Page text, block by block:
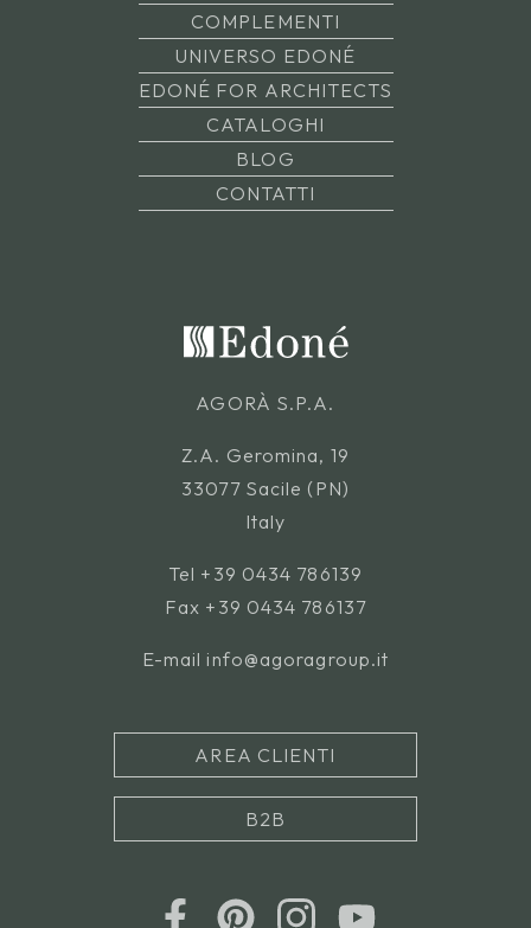
COMPLEMENTI
UNIVERSO EDONÉ
EDONÉ FOR ARCHITECTS
CATALOGHI
BLOG
CONTATTI
AGORÀ S.P.A.
Z.A. Geromina, 19
33077 Sacile (PN)
Italy
Tel +39 0434 786139
Fax +39 0434 786137
E-mail info@agoragroup.it
AREA CLIENTI
B2B